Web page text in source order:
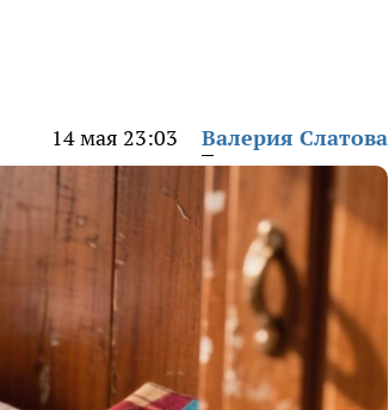
14 мая 23:03 Валерия Слатова